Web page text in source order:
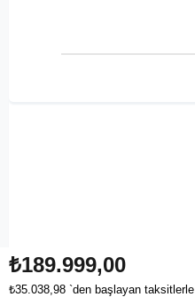
₺189.999,00
₺35.038,98 `den başlayan taksitlerle
Anasayfa Favorilerim